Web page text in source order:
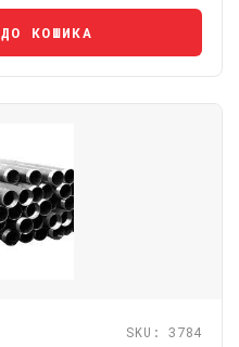
ДО КОШИКА
SKU: 3784